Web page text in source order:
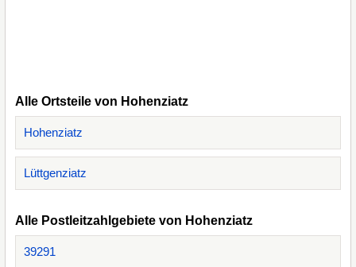
Alle Ortsteile von Hohenziatz
Hohenziatz
Lüttgenziatz
Alle Postleitzahlgebiete von Hohenziatz
39291